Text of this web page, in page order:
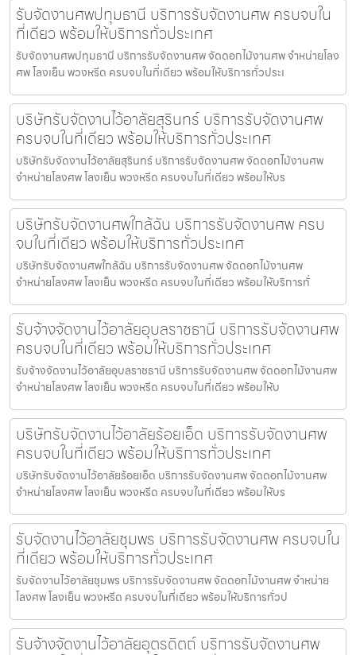
รับจัดงานศพปทุมธานี บริการรับจัดงานศพ ครบจบใน
ที่เดียว พร้อมให้บริการทั่วประเทศ
รับจัดงานศพปทุมธานี บริการรับจัดงานศพ จัดดอกไม้งานศพ จำหน่ายโลง
ศพ โลงเย็น พวงหรีด ครบจบในที่เดียว พร้อมให้บริการทั่วประเ
บริษัทรับจัดงานไว้อาลัยสุรินทร์ บริการรับจัดงานศพ
ครบจบในที่เดียว พร้อมให้บริการทั่วประเทศ
บริษัทรับจัดงานไว้อาลัยสุรินทร์ บริการรับจัดงานศพ จัดดอกไม้งานศพ
จำหน่ายโลงศพ โลงเย็น พวงหรีด ครบจบในที่เดียว พร้อมให้บร
บริษัทรับจัดงานศพใกล้ฉัน บริการรับจัดงานศพ ครบ
จบในที่เดียว พร้อมให้บริการทั่วประเทศ
บริษัทรับจัดงานศพใกล้ฉัน บริการรับจัดงานศพ จัดดอกไม้งานศพ
จำหน่ายโลงศพ โลงเย็น พวงหรีด ครบจบในที่เดียว พร้อมให้บริการทั่
รับจ้างจัดงานไว้อาลัยอุบลราชธานี บริการรับจัดงานศพ
ครบจบในที่เดียว พร้อมให้บริการทั่วประเทศ
รับจ้างจัดงานไว้อาลัยอุบลราชธานี บริการรับจัดงานศพ จัดดอกไม้งานศพ
จำหน่ายโลงศพ โลงเย็น พวงหรีด ครบจบในที่เดียว พร้อมให้บ
บริษัทรับจัดงานไว้อาลัยร้อยเอ็ด บริการรับจัดงานศพ
ครบจบในที่เดียว พร้อมให้บริการทั่วประเทศ
บริษัทรับจัดงานไว้อาลัยร้อยเอ็ด บริการรับจัดงานศพ จัดดอกไม้งานศพ
จำหน่ายโลงศพ โลงเย็น พวงหรีด ครบจบในที่เดียว พร้อมให้บร
รับจัดงานไว้อาลัยชุมพร บริการรับจัดงานศพ ครบจบใน
ที่เดียว พร้อมให้บริการทั่วประเทศ
รับจัดงานไว้อาลัยชุมพร บริการรับจัดงานศพ จัดดอกไม้งานศพ จำหน่าย
โลงศพ โลงเย็น พวงหรีด ครบจบในที่เดียว พร้อมให้บริการทั่วป
รับจ้างจัดงานไว้อาลัยอุตรดิตถ์ บริการรับจัดงานศพ